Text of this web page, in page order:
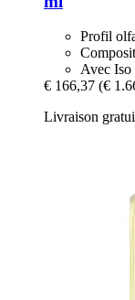
Profil
Avec Iso
€ 166,37 (€
Livraison